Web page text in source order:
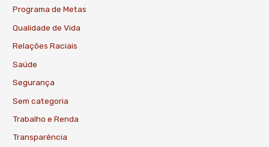
Programa de Metas
Qualidade de Vida
Relações Raciais
Saúde
Segurança
Sem categoria
Trabalho e Renda
Transparência